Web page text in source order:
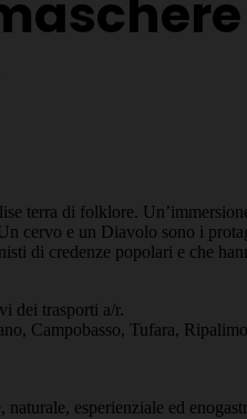
terra di folklore.
cervo e un Diavolo sono i
di credenze popolari e che
dei trasporti a/r.
Campobasso, Tufara,
esperienziale ed